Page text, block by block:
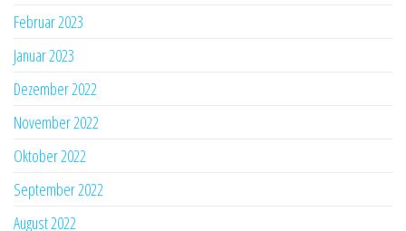
Februar 2023
Januar 2023
Dezember 2022
November 2022
Oktober 2022
September 2022
August 2022